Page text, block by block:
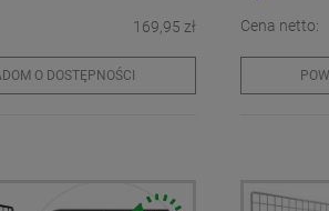
169,95 zł
O DOSTĘPNOŚCI
Cena netto: